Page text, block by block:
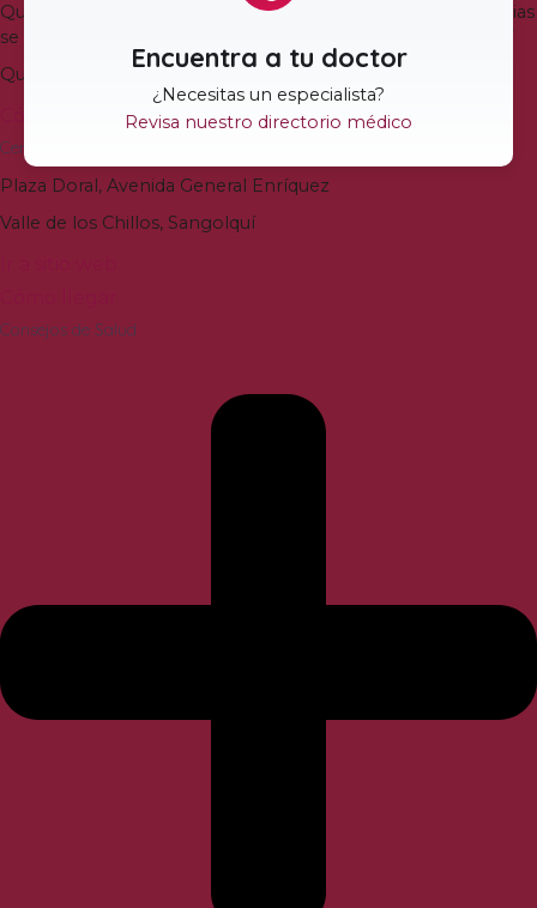
Encuentra a tu doctor
¿Necesitas un especialista?
Revisa nuestro directorio médico
Quito es en la calle Veracruz y N-37
El ingreso a Emergencias
se mantiene en la Avenida Juan José de Villalengua Oe2-37
Quito
Centro de Especialidades Vozandes Valle de los Chillos
Plaza Doral, Avenida General Enríquez
Valle de los Chillos, Sangolquí
Consejos de Salud